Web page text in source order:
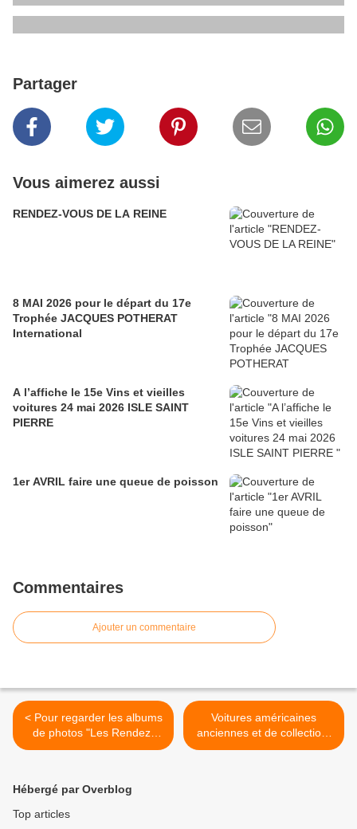
Partager
Vous aimerez aussi
RENDEZ-VOUS DE LA REINE
8 MAI 2026 pour le départ du 17e
Trophée JACQUES POTHERAT
International
A l’affiche le 15e Vins et vieilles
voitures 24 mai 2026 ISLE SAINT
PIERRE
1er AVRIL faire une queue de poisson
Commentaires
Ajouter un commentaire
< Pour regarder les albums
de photos "Les Rendez-
Vous de La REINE"
Voitures américaines
anciennes et de collection,
à Rambouillet on les aime,
Hébergé par Overblog
Top articles